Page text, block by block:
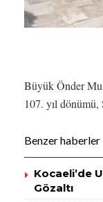
Büyük Önder
107. yıl dönümü,
Benzer haberler
Kocaeli’de
Gözaltı